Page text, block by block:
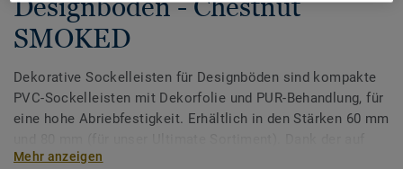
Designböden - Chestnut
SMOKED
Dekorative Sockelleisten für Designböden sind kompakte
PVC-Sockelleisten mit Dekorfolie und PUR-Behandlung, für
eine hohe Abriebfestigkeit. Erhältlich in den Stärken 60 mm
unsere Designböden abgestimmten Farben sorgen Sie für
Mehr anzeigen